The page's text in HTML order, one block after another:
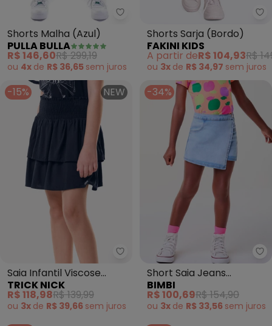
Pulla Bulla - Shorts Malha (Azul)
Shorts Malha (Azul)
PULLA BULLA
R$ 146,60R$ 299,19
ou 4x de R$ 36,65 sem juros
Shorts Sarja (Bordo)
FAKINI KIDS
A partir deR$ 104,93R$
ou 3x de R$ 34,97 sem juros
-15% NEW
Trick Nick - Saia Infantil
Saia Infantil Viscose
Babados (Azul)
TRICK NICK
R$ 118,98R$ 139,99
ou 3x de R$ 39,66 sem juros
-34%
Short Saia Jeans
Transpassado (Azul)
BIMBI
R$ 100,69R$ 154,90
ou 3x de R$ 33,56 sem juros